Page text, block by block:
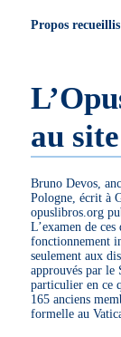
Propos
au
Bruno Devos,
Pologne, écrit à
opuslibros.org
L’examen de
fonctionnement
seulement aux
approuvés par le
particulier en ce
165 anciens
formelle au